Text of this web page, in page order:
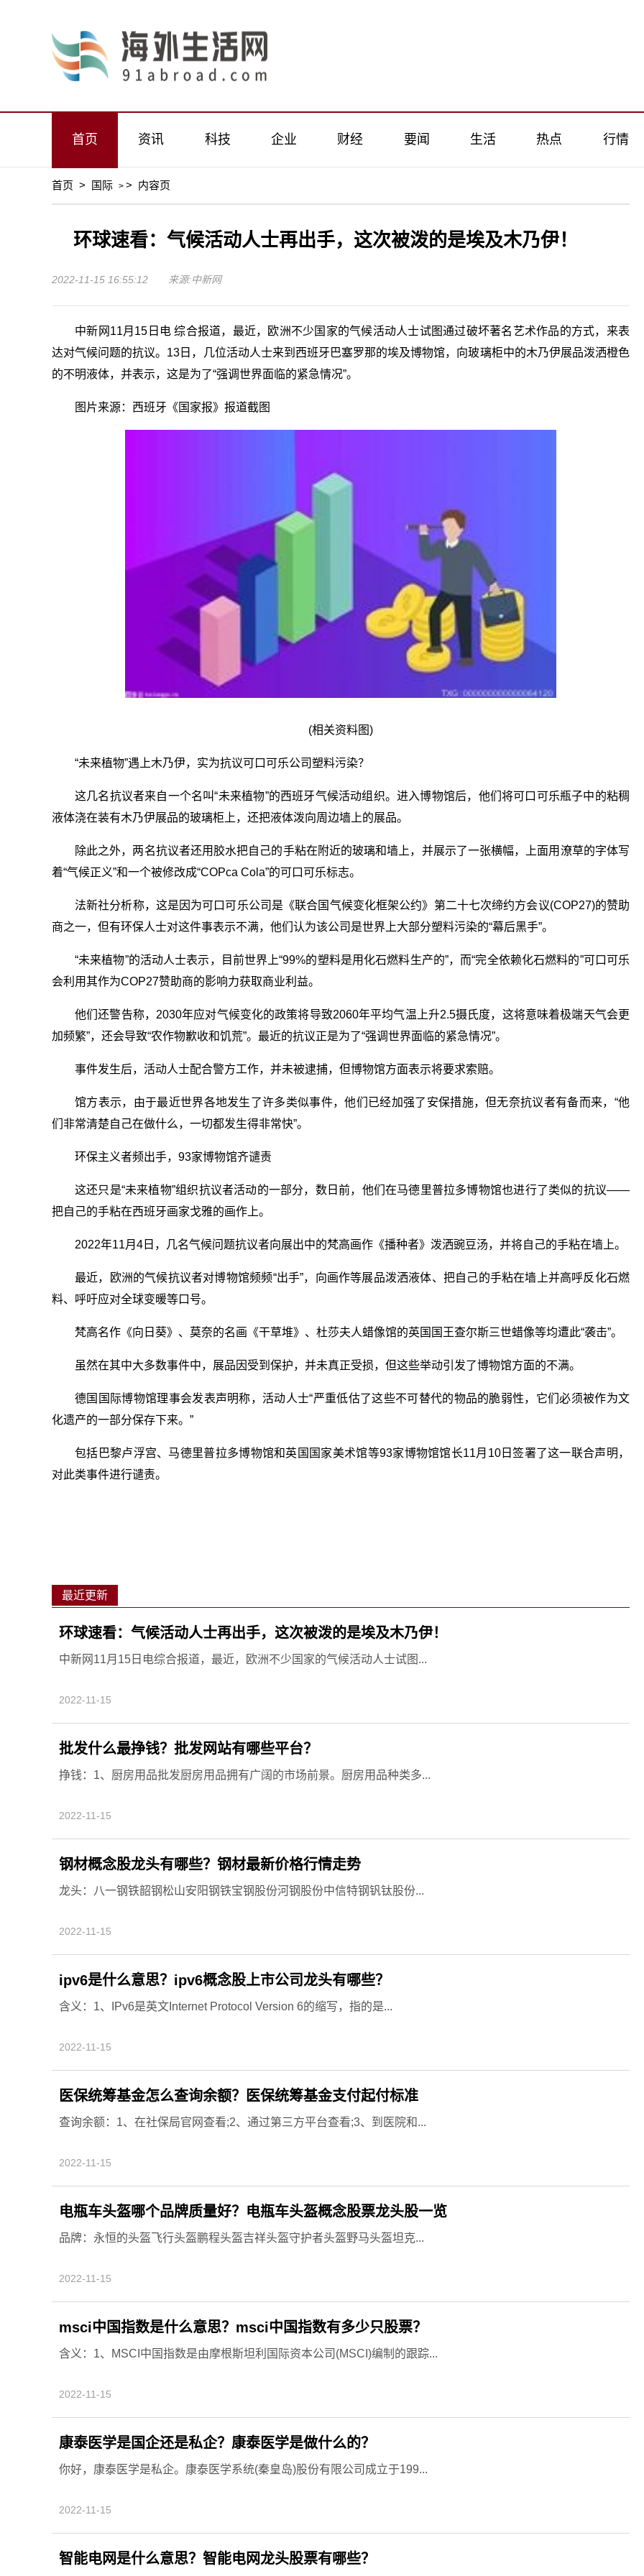
首页 资讯 科技 企业 财经 要闻 生活 热点 行情
首页 > 国际 > > 内容页
环球速看：气候活动人士再出手，这次被泼的是埃及木乃伊！
2022-11-15 16:55:12 来源:中新网
中新网11月15日电 综合报道，最近，欧洲不少国家的气候活动人士试图通过破坏著名艺术作品的方式，来表
达对气候问题的抗议。13日，几位活动人士来到西班牙巴塞罗那的埃及博物馆，向玻璃柜中的木乃伊展品泼洒橙色
的不明液体，并表示，这是为了“强调世界面临的紧急情况”。
图片来源：西班牙《国家报》报道截图
(相关资料图)
“未来植物”遇上木乃伊，实为抗议可口可乐公司塑料污染？
这几名抗议者来自一个名叫“未来植物”的西班牙气候活动组织。进入博物馆后，他们将可口可乐瓶子中的粘稠
液体浇在装有木乃伊展品的玻璃柜上，还把液体泼向周边墙上的展品。
除此之外，两名抗议者还用胶水把自己的手粘在附近的玻璃和墙上，并展示了一张横幅，上面用潦草的字体写
着“气候正义”和一个被修改成“COPca Cola”的可口可乐标志。
法新社分析称，这是因为可口可乐公司是《联合国气候变化框架公约》第二十七次缔约方会议(COP27)的赞助
商之一，但有环保人士对这件事表示不满，他们认为该公司是世界上大部分塑料污染的“幕后黑手”。
“未来植物”的活动人士表示，目前世界上“99%的塑料是用化石燃料生产的”，而“完全依赖化石燃料的”可口可乐
会利用其作为COP27赞助商的影响力获取商业利益。
他们还警告称，2030年应对气候变化的政策将导致2060年平均气温上升2.5摄氏度，这将意味着极端天气会更
加频繁”，还会导致“农作物歉收和饥荒”。最近的抗议正是为了“强调世界面临的紧急情况”。
事件发生后，活动人士配合警方工作，并未被逮捕，但博物馆方面表示将要求索赔。
馆方表示，由于最近世界各地发生了许多类似事件，他们已经加强了安保措施，但无奈抗议者有备而来，“他
们非常清楚自己在做什么，一切都发生得非常快”。
环保主义者频出手，93家博物馆齐谴责
这还只是“未来植物”组织抗议者活动的一部分，数日前，他们在马德里普拉多博物馆也进行了类似的抗议——
把自己的手粘在西班牙画家戈雅的画作上。
2022年11月4日，几名气候问题抗议者向展出中的梵高画作《播种者》泼洒豌豆汤，并将自己的手粘在墙上。
最近，欧洲的气候抗议者对博物馆频频“出手”，向画作等展品泼洒液体、把自己的手粘在墙上并高呼反化石燃
料、呼吁应对全球变暖等口号。
梵高名作《向日葵》、莫奈的名画《干草堆》、杜莎夫人蜡像馆的英国国王查尔斯三世蜡像等均遭此“袭击”。
虽然在其中大多数事件中，展品因受到保护，并未真正受损，但这些举动引发了博物馆方面的不满。
德国国际博物馆理事会发表声明称，活动人士“严重低估了这些不可替代的物品的脆弱性，它们必须被作为文
化遗产的一部分保存下来。”
包括巴黎卢浮宫、马德里普拉多博物馆和英国国家美术馆等93家博物馆馆长11月10日签署了这一联合声明，
对此类事件进行谴责。
最近更新
环球速看：气候活动人士再出手，这次被泼的是埃及木乃伊！
中新网11月15日电综合报道，最近，欧洲不少国家的气候活动人士试图...
2022-11-15
批发什么最挣钱？批发网站有哪些平台？
挣钱：1、厨房用品批发厨房用品拥有广阔的市场前景。厨房用品种类多...
2022-11-15
钢材概念股龙头有哪些？钢材最新价格行情走势
龙头：八一钢铁韶钢松山安阳钢铁宝钢股份河钢股份中信特钢钒钛股份...
2022-11-15
ipv6是什么意思？ipv6概念股上市公司龙头有哪些？
含义：1、IPv6是英文Internet Protocol Version 6的缩写，指的是...
2022-11-15
医保统筹基金怎么查询余额？医保统筹基金支付起付标准
查询余额：1、在社保局官网查看;2、通过第三方平台查看;3、到医院和...
2022-11-15
电瓶车头盔哪个品牌质量好？电瓶车头盔概念股票龙头股一览
品牌：永恒的头盔飞行头盔鹏程头盔吉祥头盔守护者头盔野马头盔坦克...
2022-11-15
msci中国指数是什么意思？msci中国指数有多少只股票？
含义：1、MSCI中国指数是由摩根斯坦利国际资本公司(MSCI)编制的跟踪...
2022-11-15
康泰医学是国企还是私企？康泰医学是做什么的？
你好，康泰医学是私企。康泰医学系统(秦皇岛)股份有限公司成立于199...
2022-11-15
智能电网是什么意思？智能电网龙头股票有哪些？